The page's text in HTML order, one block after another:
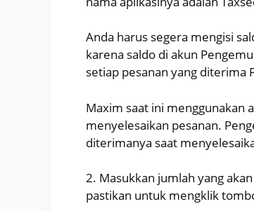
Anda harus segera mengisi
karena saldo di akun
setiap pesanan yang diterima
Maxim saat ini menggunakan
menyelesaikan pesanan.
diterimanya saat
2. Masukkan jumlah yang
pastikan untuk mengklik